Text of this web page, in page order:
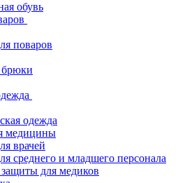
обувь
поваров
одежда
медицины
врачей
среднего и младшего персонала
для медиков